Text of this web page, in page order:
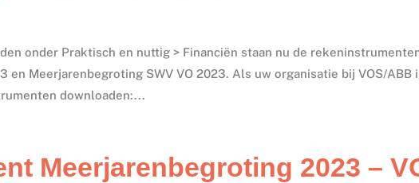
onder Praktisch en nuttig > Financiën staan nu de
en Meerjarenbegroting SWV VO 2023. Als uw organisatie bij VOS/ABB
downloaden:...
Meerjarenbegroting 2023 –